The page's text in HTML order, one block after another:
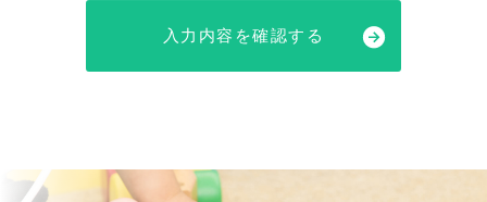
入力内容を確認する